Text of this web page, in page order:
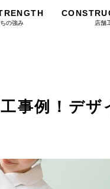
の強み 店舗
事例！デザ